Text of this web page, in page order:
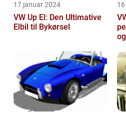
17 januar 2024
VW Up El: Den Ultimative
Elbil til Bykørsel